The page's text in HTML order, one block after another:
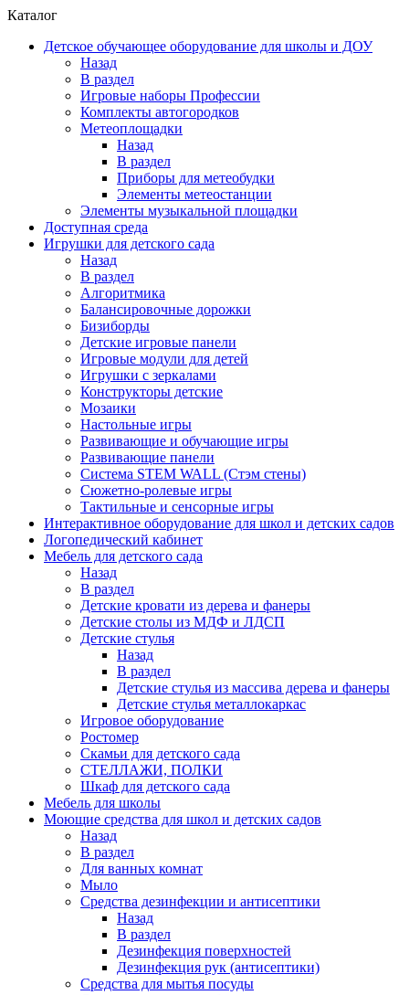
Каталог
Детское обучающее оборудование для школы и ДОУ
Назад
В раздел
Игровые наборы Профессии
Комплекты автогородков
Метеоплощадки
Назад
В раздел
Приборы для метеобудки
Элементы метеостанции
Элементы музыкальной площадки
Доступная среда
Игрушки для детского сада
Назад
В раздел
Алгоритмика
Балансировочные дорожки
Бизиборды
Детские игровые панели
Игровые модули для детей
Игрушки с зеркалами
Конструкторы детские
Мозаики
Настольные игры
Развивающие и обучающие игры
Развивающие панели
Система STEM WALL (Cтэм стены)
Сюжетно-ролевые игры
Тактильные и сенсорные игры
Интерактивное оборудование для школ и детских садов
Логопедический кабинет
Мебель для детского сада
Назад
В раздел
Детские кровати из дерева и фанеры
Детские столы из МДФ и ЛДСП
Детские стулья
Назад
В раздел
Детские стулья из массива дерева и фанеры
Детские стулья металлокаркас
Игровое оборудование
Ростомер
Скамьи для детского сада
СТЕЛЛАЖИ, ПОЛКИ
Шкаф для детского сада
Мебель для школы
Моющие средства для школ и детских садов
Назад
В раздел
Для ванных комнат
Мыло
Средства дезинфекции и антисептики
Назад
В раздел
Дезинфекция поверхностей
Дезинфекция рук (антисептики)
Средства для мытья посуды